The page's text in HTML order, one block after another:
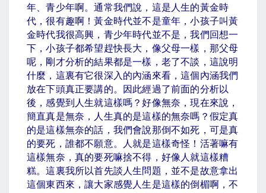
年、青少年啊。通常我們說，這是人生的黃金時
代，很有趣啊！黃金時代並不是童年，小孩子叫黃
金時代我很高興，青少年時代並不是，我們回想一
下，小孩子都希望趕快長大，像父母一樣，那父母
呢，剛才分析的結果都是一樣，老了不談，這說明
什麼，這裏有它很深入的內涵來看，這個內涵我們
放在下頭真正要講的。因此經過了前面的分析以
後，感覺到人生就這樣嗎？好像無奈，現在來說，
簡直真是無奈，人生真的是這樣的無奈嗎？假定真
的是這樣無奈的話，我們會說那倒不如死，可是真
的要死，誰都不願意。人就是這樣奇怪！活著嘛有
這樣無奈，真的要死嘛捨不得，好像人就這樣糟
糕。這裏我所以首先談人生問題，並不是故意拿出
這個東西來，讓大家感覺人生是這樣的倒楣啊，不